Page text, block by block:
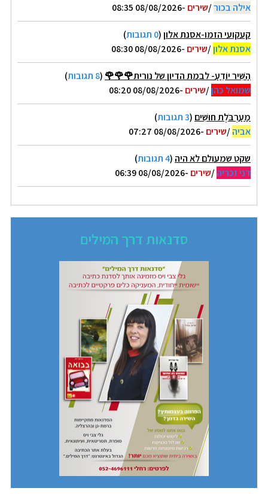
אילה בכור/שירים -08/08/2026 08:35
קעקועי הזמו-אסנת אלון(0 תגובות
)
אסנת אלון/שירים -08/08/2026 08:30
הַשִּׁיר יוֹדֵעַ- לבמת הדיון של נורית🌹🌹🌹 (8 תגובות
)
שמואל כהן/שירים -08/08/2026 08:20
מַעַרְבֹּלֶת חוּשִׁים (3 תגובות
)
אביה/שירים -08/08/2026 07:27
שקט שמעולם לא היה (4 תגובות
)
דני זכריה/שירים -08/08/2026 06:39
סדנאות דרך המילים